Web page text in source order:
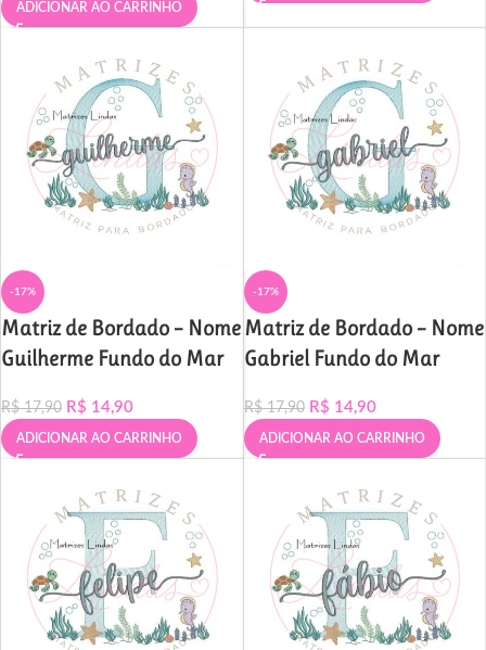
ADICIONAR AO CARRINHO
-17%
Matriz de Bordado – Nome
Guilherme Fundo do Mar
R$17,90 R$ 14,90
ADICIONAR AO CARRINHO
-17%
Matriz de Bordado – Nome
Gabriel Fundo do Mar
R$17,90 R$ 14,90
ADICIONAR AO CARRINHO